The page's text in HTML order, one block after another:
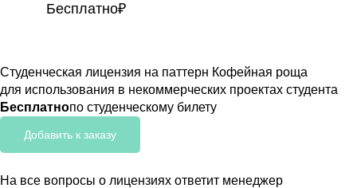
Бесплатно₽
Студенческая лицензия на паттерн Кофейная роща
для использования в некоммерческих проектах студента
Бесплатнопо студенческому билету
Добавить к заказу
На все вопросы о лицензиях ответит менеджер